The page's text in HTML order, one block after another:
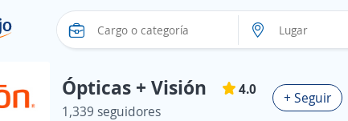
Ópticas + Visión
4.0
1,339 seguidores
+ Seguir